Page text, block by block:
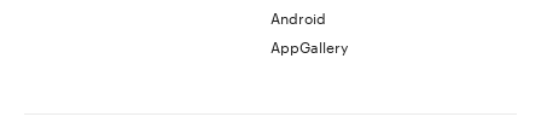
Android
AppGallery